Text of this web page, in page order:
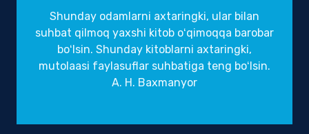
Shunday odamlarni axtaringki, ular bilan
suhbat qilmoq yaxshi kitob oʻqimoqqa barobar
boʻlsin. Shunday kitoblarni axtaringki,
mutolaasi faylasuflar suhbatiga teng boʻlsin.
A. H. Baxmanyor